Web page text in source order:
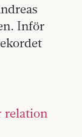
Inför
relation